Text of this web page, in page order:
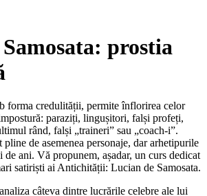
prostia
forma credulității, permite înflorirea celor
paraziți, lingușitori, falși profeți,
rând, falși „traineri” sau „coach-i”.
de asemenea personaje, dar arhetipurile
de ani. Vă propunem, așadar, un curs dedicat
satiriști ai Antichității: Lucian de Samosata.
câteva dintre lucrările celebre ale lui